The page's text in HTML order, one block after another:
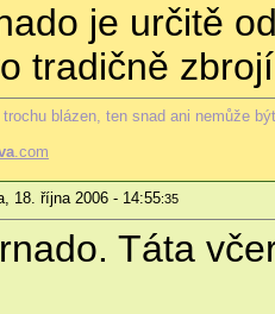
je určitě
tradičně
trochu blázen, ten snad ani nemůže
.com
18. října 2006 - 14:55:35
Táta